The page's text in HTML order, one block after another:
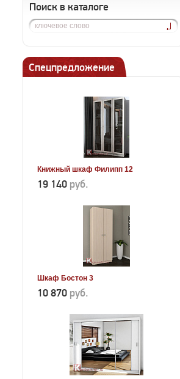
Поиск в каталоге
Спецпредложение
Книжный шкаф Филипп 12
19 140 руб.
Шкаф Бостон 3
10 870 руб.